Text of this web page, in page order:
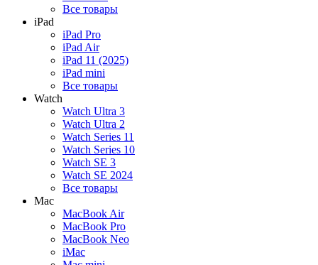
Все товары
iPad
iPad Pro
iPad Air
iPad 11 (2025)
iPad mini
Все товары
Watch
Watch Ultra 3
Watch Ultra 2
Watch Series 11
Watch Series 10
Watch SE 3
Watch SE 2024
Все товары
Mac
MacBook Air
MacBook Pro
MacBook Neo
iMac